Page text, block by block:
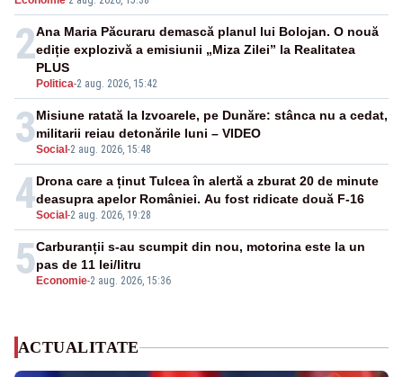
2
Politica-2 aug. 2026, 15:42
Ana Maria Păcuraru demască planul lui Bolojan. O nouă
ediție explozivă a emisiunii „Miza Zilei” la Realitatea
PLUS
3Social -2 aug. 2026, 15:48
Misiune ratată la Izvoarele, pe Dunăre: stânca nu a cedat,
militarii reiau detonările luni – VIDEO
4Social -2 aug. 2026, 19:28
Drona care a ținut Tulcea în alertă a zburat 20 de minute
deasupra apelor României. Au fost ridicate două F-16
5 Economie-2 aug. 2026, 15:36
Carburanții s-au scumpit din nou, motorina este la un
pas de 11 lei/litru
ACTUALITATE